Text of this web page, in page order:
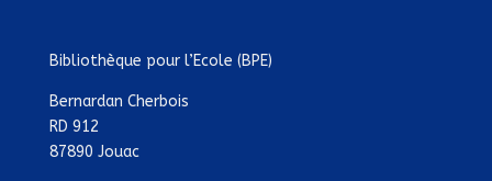
Bibliothèque pour l’Ecole (BPE)
Bernardan Cherbois
RD 912
87890 Jouac